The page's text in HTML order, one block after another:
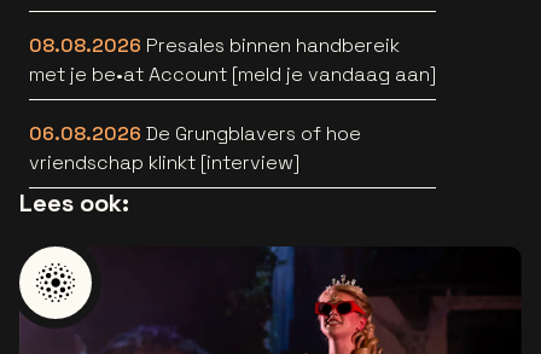
Verlinde belde” [interview]
08.08.2026 Presales binnen handbereik
met je be•at Account [meld je vandaag aan]
06.08.2026 De Grungblavers of hoe
vriendschap klinkt [interview]
Lees ook: